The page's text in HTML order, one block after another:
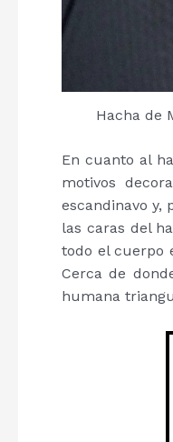
Hacha de
En cuanto al
motivos
escandinavo
las caras del
todo el cuerpo
Cerca de
humana